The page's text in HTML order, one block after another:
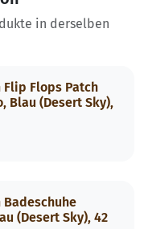
in derselben
Flops Patch
Blau (Desert Sky),
(Desert Sky), 42